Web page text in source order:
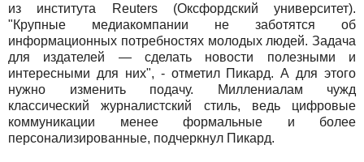
из института Reuters (Оксфордский университет).
"Крупные медиакомпании не заботятся об
информационных потребностях молодых людей. Задача
для издателей — сделать новости полезными и
интересными для них", - отметил Пикард. А для этого
нужно изменить подачу. Миллениалам чужд
классический журналистский стиль, ведь цифровые
коммуникации менее формальные и более
персонализированные, подчеркнул Пикард.